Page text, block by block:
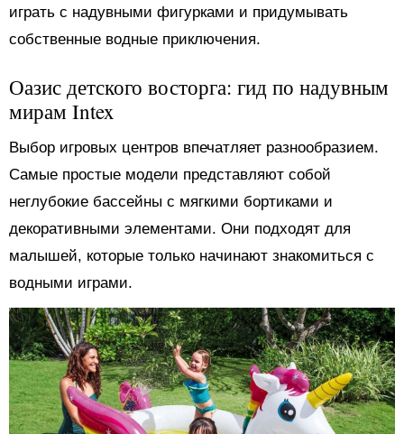
играть с надувными фигурками и придумывать
собственные водные приключения.
Оазис детского восторга: гид по надувным
мирам Intex
Выбор игровых центров впечатляет разнообразием.
Самые простые модели представляют собой
неглубокие бассейны с мягкими бортиками и
декоративными элементами. Они подходят для
малышей, которые только начинают знакомиться с
водными играми.